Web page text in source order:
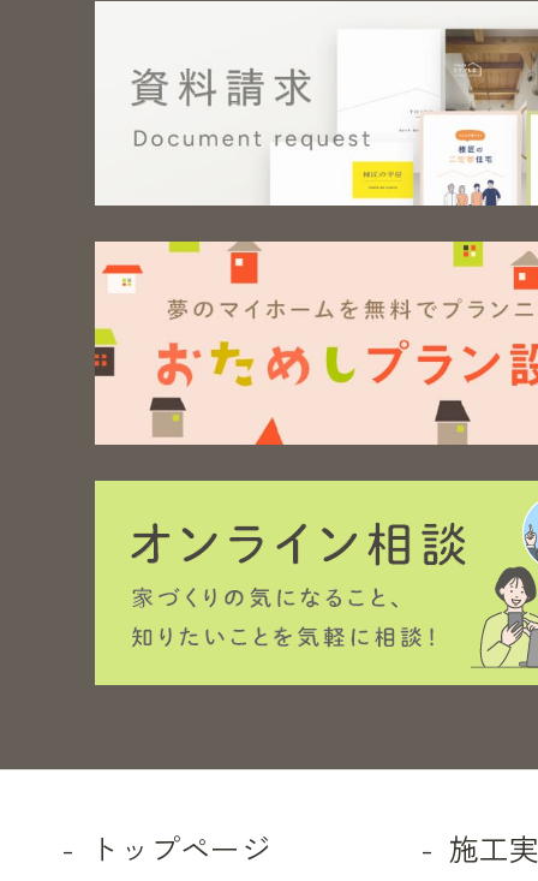
トップページ 施工